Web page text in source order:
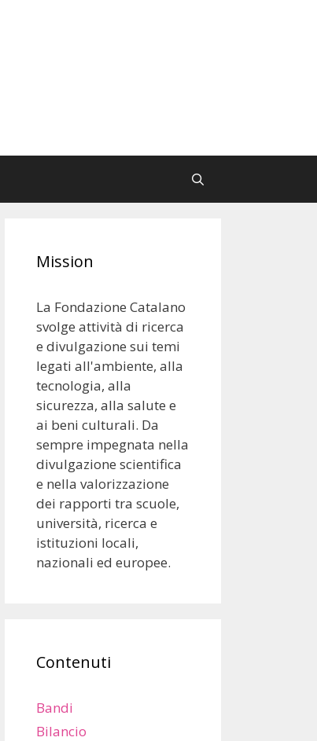
Mission
La Fondazione Catalano
svolge attività di ricerca
e divulgazione sui temi
legati all'ambiente, alla
tecnologia, alla
sicurezza, alla salute e
ai beni culturali. Da
sempre impegnata nella
divulgazione scientifica
e nella valorizzazione
dei rapporti tra scuole,
università, ricerca e
istituzioni locali,
nazionali ed europee.
Contenuti
Bandi
Bilancio